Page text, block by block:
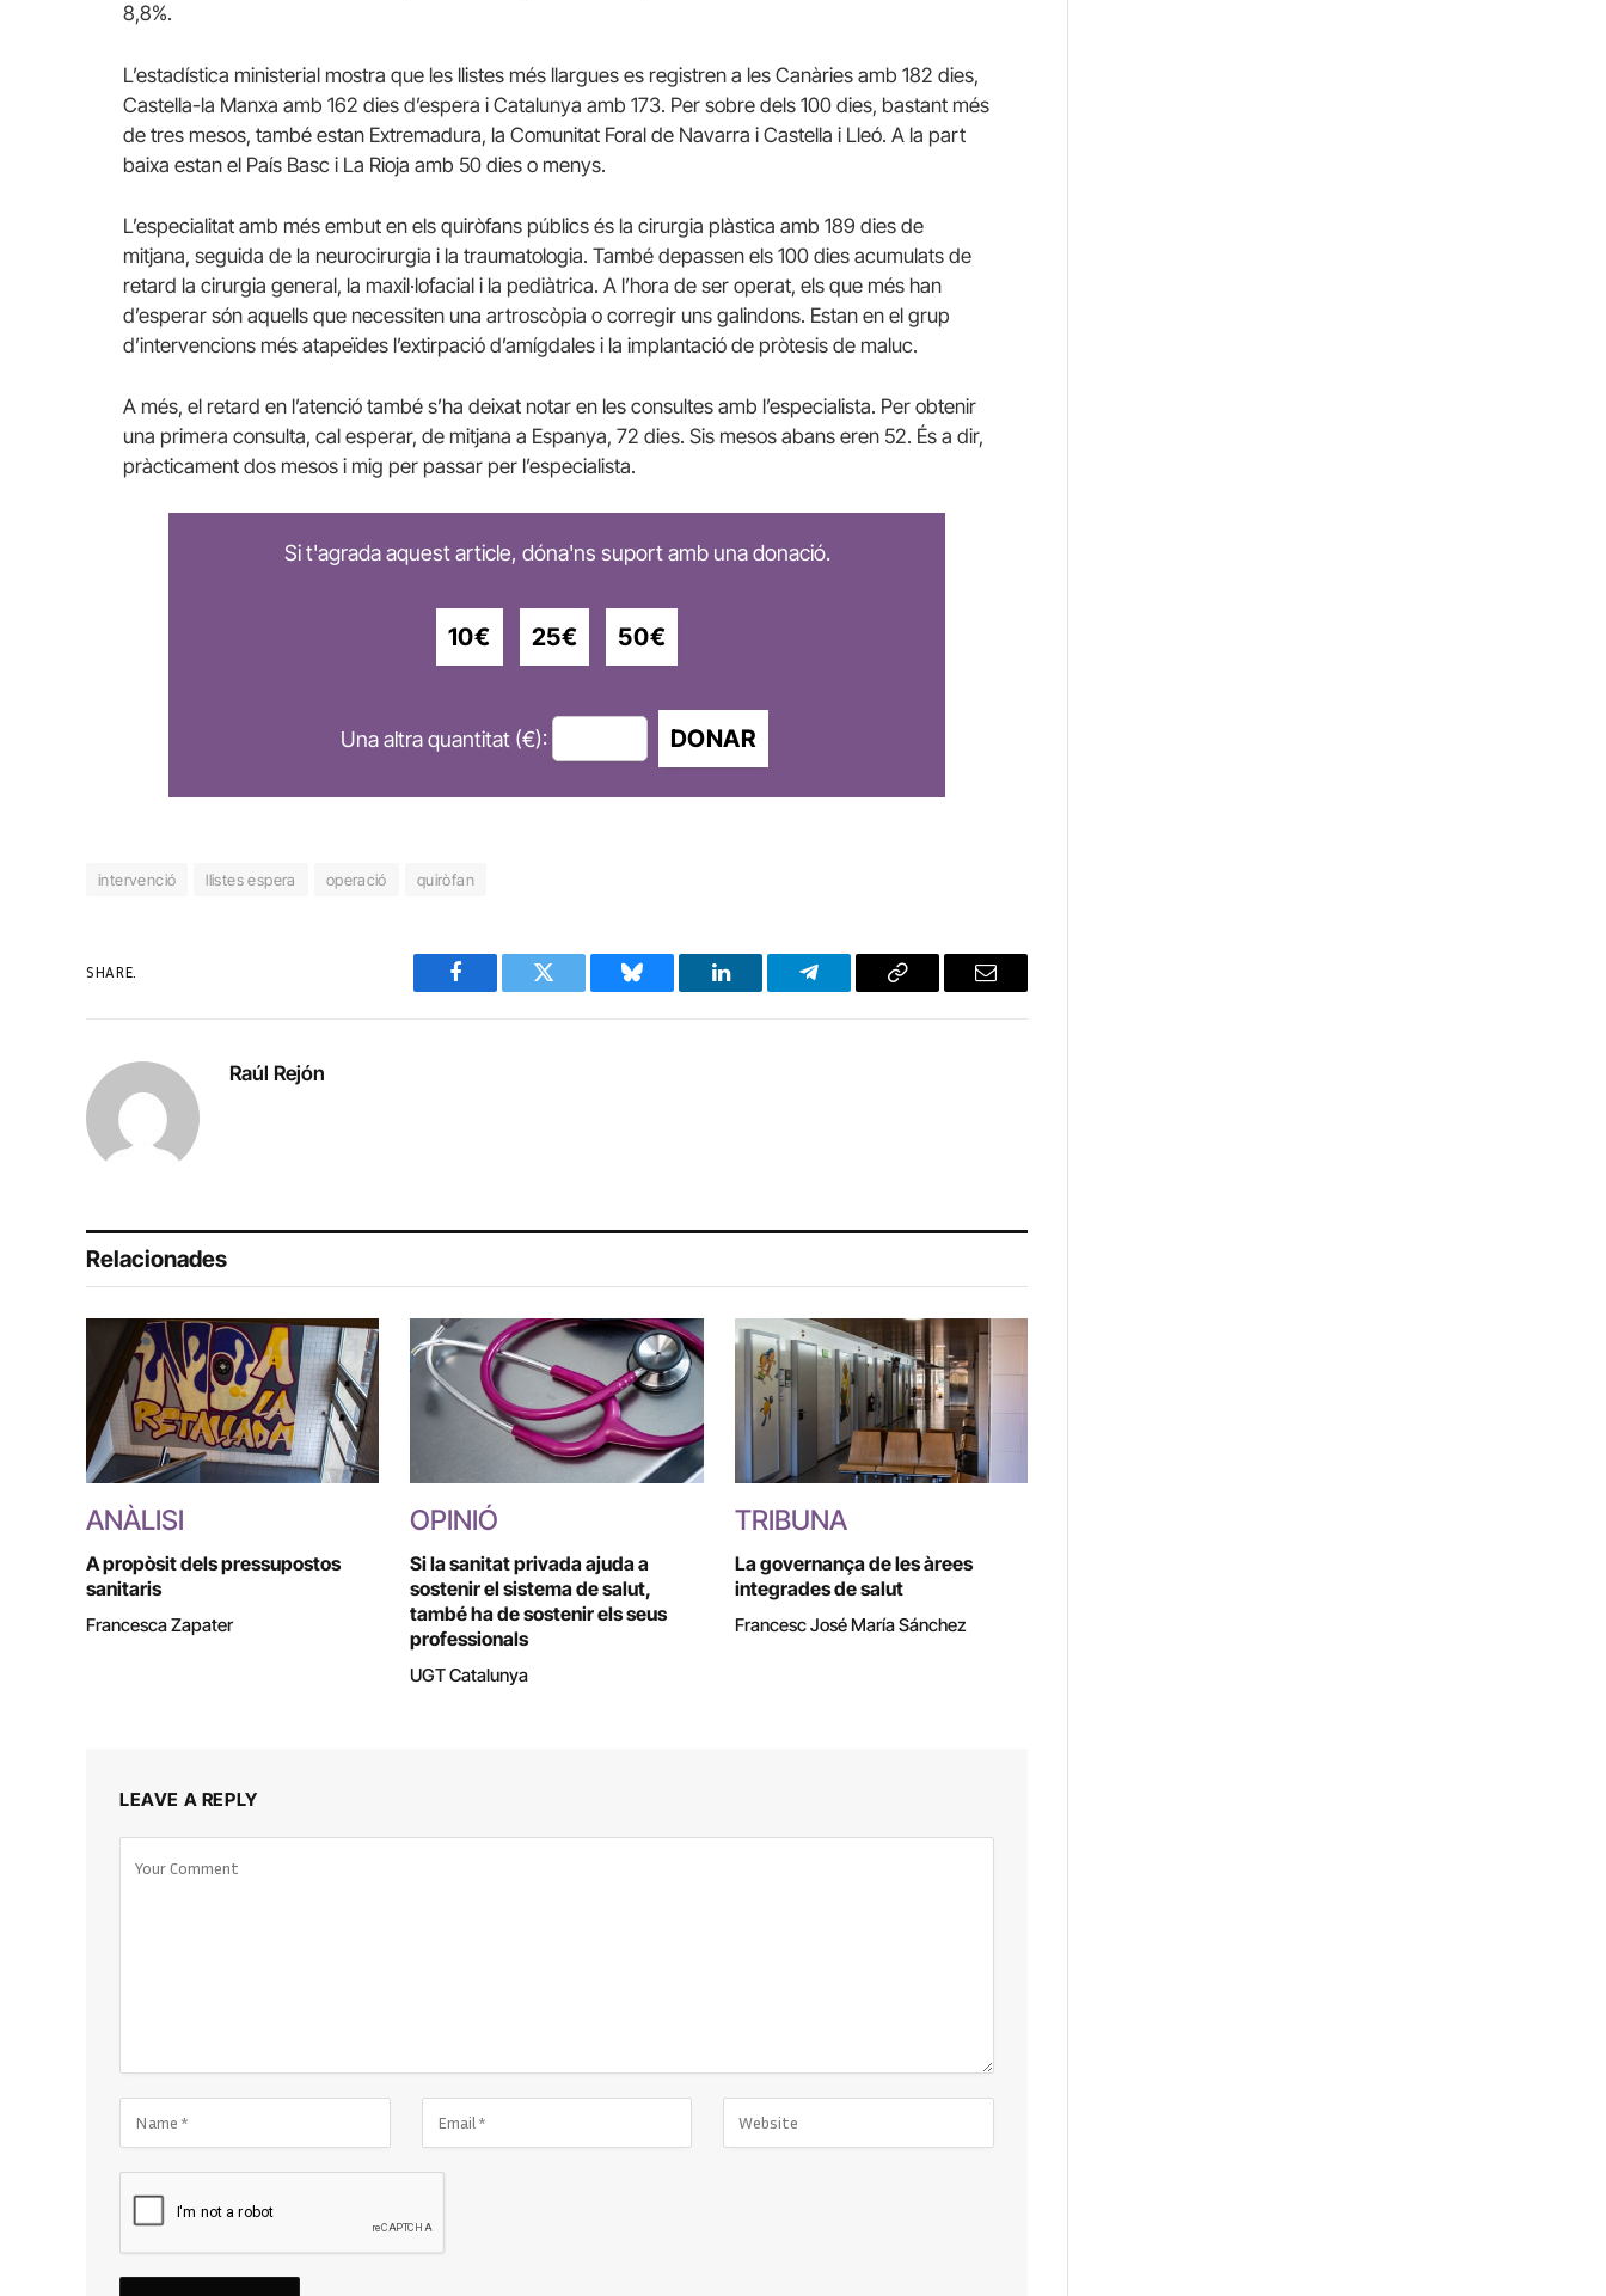
8,8%.
L’estadística ministerial mostra que les llistes més llargues es registren a les Canàries amb 182 dies,
Castella-la Manxa amb 162 dies d’espera i Catalunya amb 173. Per sobre dels 100 dies, bastant més
de tres mesos, també estan Extremadura, la Comunitat Foral de Navarra i Castella i Lleó. A la part
baixa estan el País Basc i La Rioja amb 50 dies o menys.
L’especialitat amb més embut en els quiròfans públics és la cirurgia plàstica amb 189 dies de
mitjana, seguida de la neurocirurgia i la traumatologia. També depassen els 100 dies acumulats de
retard la cirurgia general, la maxil·lofacial i la pediàtrica. A l’hora de ser operat, els que més han
d’esperar són aquells que necessiten una artroscòpia o corregir uns galindons. Estan en el grup
d’intervencions més atapeïdes l’extirpació d’amígdales i la implantació de pròtesis de maluc.
A més, el retard en l’atenció també s’ha deixat notar en les consultes amb l’especialista. Per obtenir
una primera consulta, cal esperar, de mitjana a Espanya, 72 dies. Sis mesos abans eren 52. És a dir,
pràcticament dos mesos i mig per passar per l’especialista.
Si t'agrada aquest article, dóna'ns suport amb una donació.
10€ 25€ 50€
Una altra quantitat (€): DONAR
intervenció llistes espera operació quiròfan
SHARE.
Facebook Twitter Bluesky LinkedIn Telegram Copy
Email
Raúl Rejón
Relacionades
ANÀLISI
A propòsit dels pressupostos
sanitaris
Francesca Zapater
OPINIÓ
Si la sanitat privada ajuda a
sostenir el sistema de salut,
també ha de sostenir els seus
professionals
UGT Catalunya
TRIBUNA
La governança de les àrees
integrades de salut
Francesc José María Sánchez
LEAVE A REPLY